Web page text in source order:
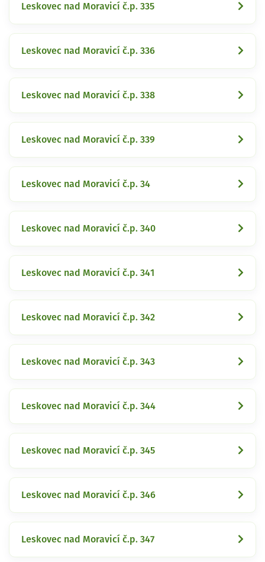
Leskovec nad Moravicí č.p. 335
Leskovec nad Moravicí č.p. 336
Leskovec nad Moravicí č.p. 338
Leskovec nad Moravicí č.p. 339
Leskovec nad Moravicí č.p. 34
Leskovec nad Moravicí č.p. 340
Leskovec nad Moravicí č.p. 341
Leskovec nad Moravicí č.p. 342
Leskovec nad Moravicí č.p. 343
Leskovec nad Moravicí č.p. 344
Leskovec nad Moravicí č.p. 345
Leskovec nad Moravicí č.p. 346
Leskovec nad Moravicí č.p. 347